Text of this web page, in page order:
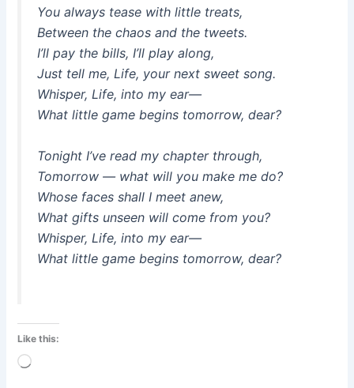
You always tease with little treats,
Between the chaos and the tweets.
I’ll pay the bills, I’ll play along,
Just tell me, Life, your next sweet song.
Whisper, Life, into my ear—
What little game begins tomorrow, dear?
Tonight I’ve read my chapter through,
Tomorrow — what will you make me do?
Whose faces shall I meet anew,
What gifts unseen will come from you?
Whisper, Life, into my ear—
What little game begins tomorrow, dear?
Like this:
Loading…